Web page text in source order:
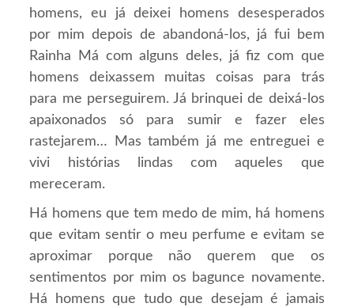
homens, eu já deixei homens desesperados
por mim depois de abandoná-los, já fui bem
Rainha Má com alguns deles, já fiz com que
homens deixassem muitas coisas para trás
para me perseguirem. Já brinquei de deixá-los
apaixonados só para sumir e fazer eles
rastejarem… Mas também já me entreguei e
vivi histórias lindas com aqueles que
mereceram.
Há homens que tem medo de mim, há homens
que evitam sentir o meu perfume e evitam se
aproximar porque não querem que os
sentimentos por mim os bagunce novamente.
Há homens que tudo que desejam é jamais